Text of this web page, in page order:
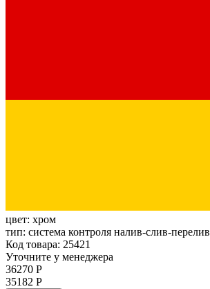
цвет: хром
тип: система контроля налив-слив-перелив
Код товара: 25421
Уточните у менеджера
36270 Р
35182 Р